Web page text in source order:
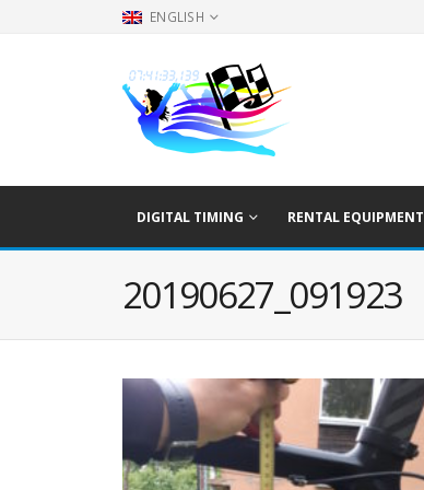
ENGLISH
DIGITAL TIMING RENTAL EQUIPMENT
20190627_091923